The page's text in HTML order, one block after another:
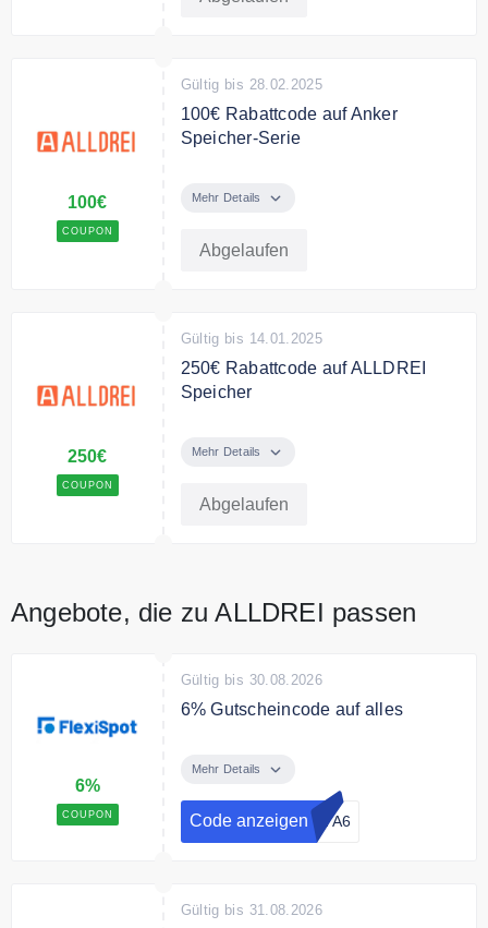
100€
COUPON
Gültig bis 28.02.2025
100€ Rabattcode auf Anker
Speicher-Serie
Sie einen Rabatt von 100 Euro,
Solarbank 2 E1600 PRO；Anker
Mehr Details
Abgelaufen
250€
COUPON
Gültig bis 14.01.2025
250€ Rabattcode auf ALLDREI
Speicher
ALLDREI Speicher Anker SOLIX
und optionales Balkonkraftwerk –
Mehr Details
Abgelaufen
Angebote, die zu ALLDREI passen
6%
COUPON
Gültig bis 30.08.2026
6% Gutscheincode auf alles
Kasse und sichern Sie sich 6% auf
Mehr Details
Code anzeigen S7A6
Gültig bis 31.08.2026